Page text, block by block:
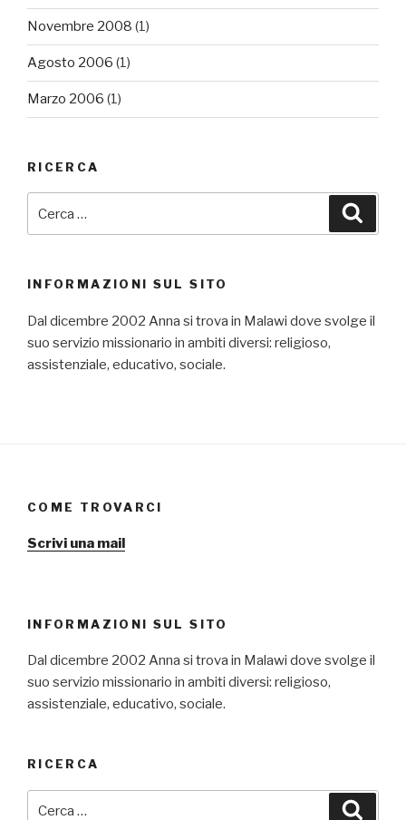
Novembre 2008 (1)
Agosto 2006 (1)
Marzo 2006 (1)
RICERCA
INFORMAZIONI SUL SITO
Dal dicembre 2002 Anna si trova in Malawi dove svolge il
suo servizio missionario in ambiti diversi: religioso,
assistenziale, educativo, sociale.
COME TROVARCI
Scrivi una mail
INFORMAZIONI SUL SITO
Dal dicembre 2002 Anna si trova in Malawi dove svolge il
suo servizio missionario in ambiti diversi: religioso,
assistenziale, educativo, sociale.
RICERCA